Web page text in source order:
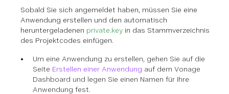
Sobald Sie sich angemeldet haben, müssen Sie eine
Anwendung erstellen und den automatisch
heruntergeladenen private.key in das Stammverzeichnis
des Projektcodes einfügen.
Um eine Anwendung zu erstellen, gehen Sie auf die
Seite Erstellen einer Anwendung auf dem Vonage
Dashboard und legen Sie einen Namen für Ihre
Anwendung fest.